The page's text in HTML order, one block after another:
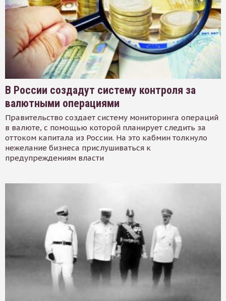
В России создадут систему контроля за
валютными операциями
Правительство создает систему мониторинга операций
в валюте, с помощью которой планирует следить за
оттоком капитала из России. На это кабмин толкнуло
нежелание бизнеса прислушиваться к
предупреждениям власти